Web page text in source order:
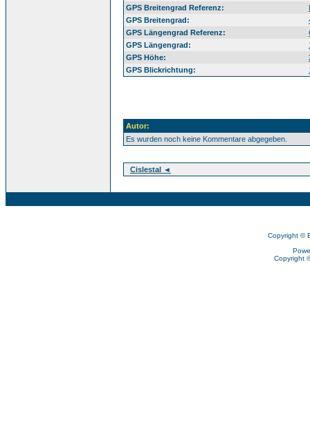
GPS Breitengrad Referenz:
GPS Breitengrad:
GPS Längengrad Referenz:
GPS Längengrad:
GPS Höhe:
GPS Blickrichtung:
Autor:
Es wurden noch keine Kommentare abgegeben.
Cislestal ◄
Copyright ©
Copyright